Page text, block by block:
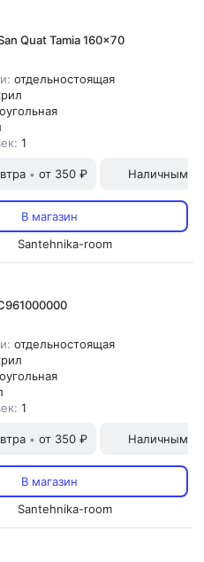
Quat Tamia 160x70
отдельностоящая
1
• от 350 ₽ Наличными
В магазин
Santehnika-room
отдельностоящая
1
• от 350 ₽ Наличными
В магазин
Santehnika-room